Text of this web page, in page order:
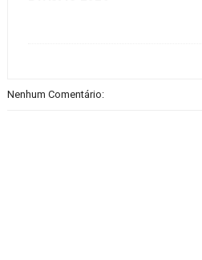
Nenhum Comentário: